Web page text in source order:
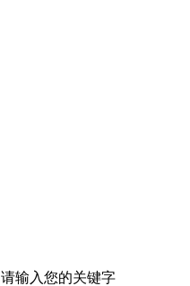
请输入您的关键字